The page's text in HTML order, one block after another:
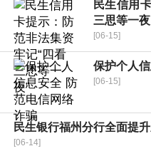
民生信用
三思等一
[06-15]
保护个人
[06-15]
民生银行福州分行全面提
[06-14]